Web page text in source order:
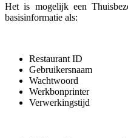
Het is mogelijk een
basisinformatie als:
Restaurant ID
Gebruikersnaam
Wachtwoord
Werkbonprinter
Verwerkingstijd